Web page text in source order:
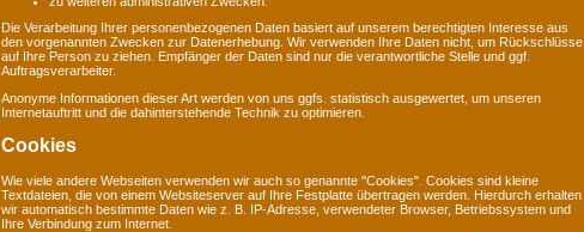
Die Verarbeitung Ihrer personenbezogenen Daten basiert auf unserem berechtigten Interesse aus
den vorgenannten Zwecken zur Datenerhebung. Wir verwenden Ihre Daten nicht, um Rückschlüsse
auf Ihre Person zu ziehen. Empfänger der Daten sind nur die verantwortliche Stelle und ggf.
Auftragsverarbeiter.
Anonyme Informationen dieser Art werden von uns ggfs. statistisch ausgewertet, um unseren
Internetauftritt und die dahinterstehende Technik zu optimieren.
Cookies
Wie viele andere Webseiten verwenden wir auch so genannte "Cookies". Cookies sind kleine
Textdateien, die von einem Websiteserver auf Ihre Festplatte übertragen werden. Hierdurch erhalten
wir automatisch bestimmte Daten wie z. B. IP-Adresse, verwendeter Browser, Betriebssystem und
Ihre Verbindung zum Internet.